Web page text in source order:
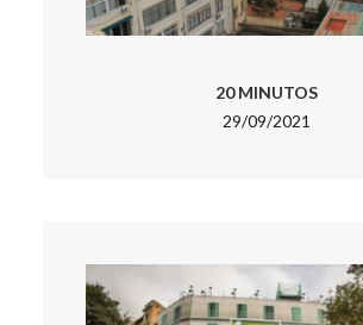
20 MINUTOS
29/09/2021